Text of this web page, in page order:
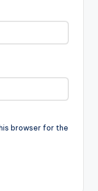
browser for the